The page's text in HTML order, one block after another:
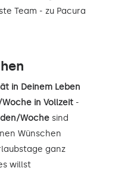
Team - zu Pacura
in Deinem Leben
in Vollzeit -
Woche sind
Wünschen
ganz
willst